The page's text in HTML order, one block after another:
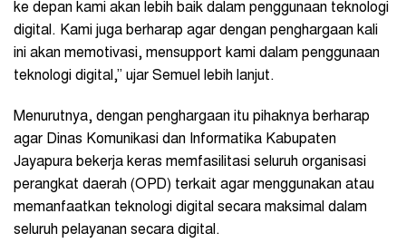
ke depan kami akan lebih baik dalam penggunaan teknologi
digital. Kami juga berharap agar dengan penghargaan kali
ini akan memotivasi, mensupport kami dalam penggunaan
teknologi digital,” ujar Semuel lebih lanjut.
Menurutnya, dengan penghargaan itu pihaknya berharap
agar Dinas Komunikasi dan Informatika Kabupaten
Jayapura bekerja keras memfasilitasi seluruh organisasi
perangkat daerah (OPD) terkait agar menggunakan atau
memanfaatkan teknologi digital secara maksimal dalam
seluruh pelayanan secara digital.